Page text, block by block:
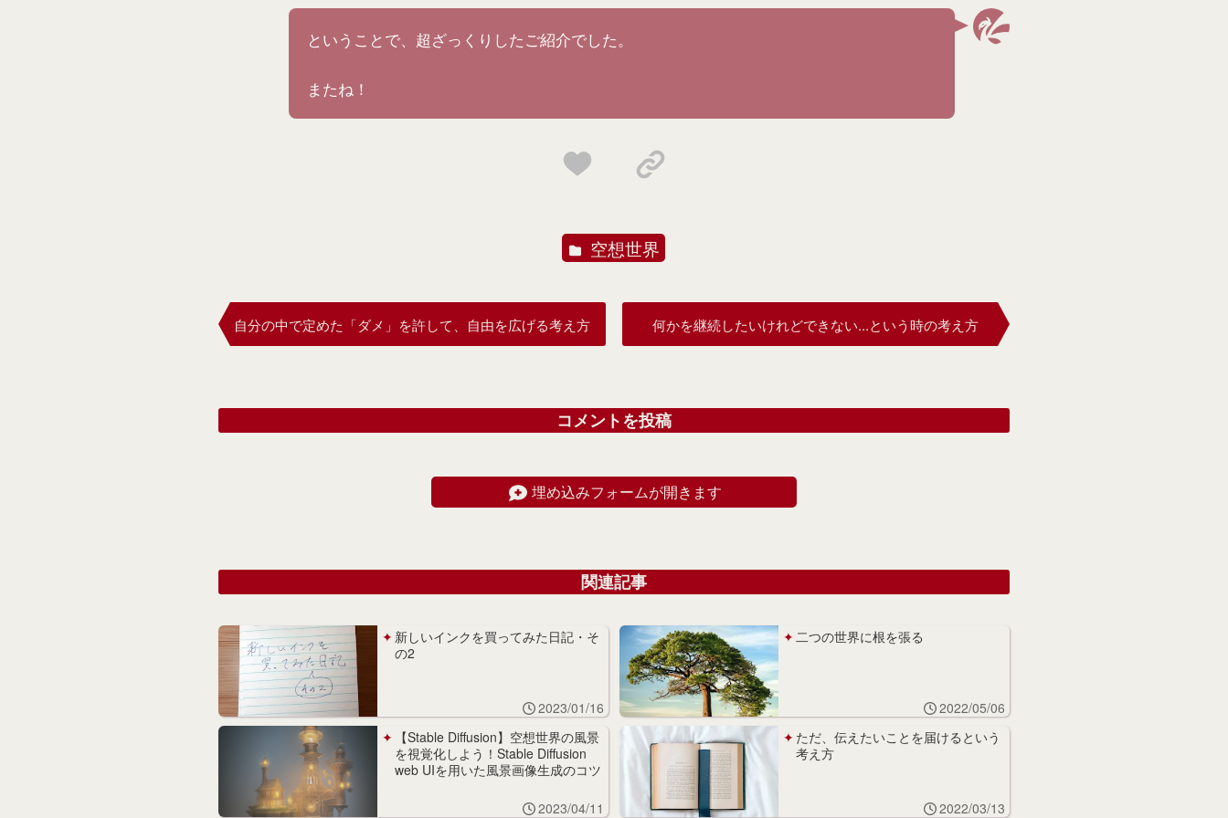
ということで、超ざっくりしたご紹介でした。
またね！
空想世界
自分の中で定めた「ダメ」を許して、自由を広げる考え方 何かを継続したいけれどできない...という時の考え方
コメントを投稿
埋め込みフォームが開きます
関連記事
新しいインクを買ってみた日記・そ
の2
2023/01/16
二つの世界に根を張る
2022/05/06
【Stable Diffusion】空想世界の風景
を視覚化しよう！Stable Diffusion
web UIを用いた風景画像生成のコツ
2023/04/11
ただ、伝えたいことを届けるという
考え方
2022/03/13